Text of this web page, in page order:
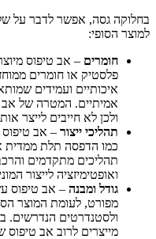
בחלוקה גסה, אפשר לדבר על
למוצר הסופי:
חומרים – אב טיפוס
פלסטיק או חומרים
איכותיים ועמידים
אמיתיים. המטרה של אב
ולכן לא חייבים לייצר
תהליכי ייצור – אב טיפוס
תהליכים מתקדמים
ואופטימיזציה לייצור
גודל ומבנה – אב טיפוס
מפורט, לעומת המוצר
ולסטנדרטים הנדרשים.
מייצרים לרוב אב